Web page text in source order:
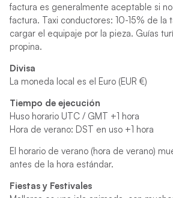
factura es generalmente aceptable si
factura. Taxi conductores: 10-15% de la
cargar el equipaje por la pieza. Guías
propina.
Divisa
La moneda local es el Euro (EUR €)
Tiempo de ejecución
Huso horario UTC / GMT +1 hora
Hora de verano: DST en uso +1 hora
El horario de verano (hora de verano)
antes de la hora estándar.
Fiestas y Festivales